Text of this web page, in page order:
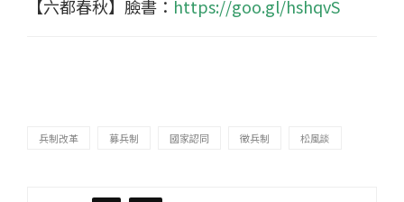
【六都春秋】臉書： https://goo.gl/hshqvS
兵制改革 募兵制 國家認同 徵兵制 松風談